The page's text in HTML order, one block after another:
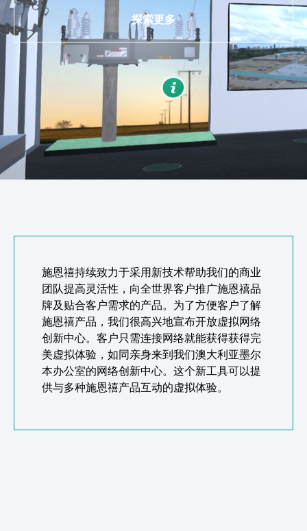
探索更多
施恩禧持续致力于采用新技术帮助我们的商业
团队提高灵活性，向全世界客户推广施恩禧品
牌及贴合客户需求的产品。为了方便客户了解
施恩禧产品，我们很高兴地宣布开放虚拟网络
创新中心。客户只需连接网络就能获得获得完
美虚拟体验，如同亲身来到我们澳大利亚墨尔
本办公室的网络创新中心。这个新工具可以提
供与多种施恩禧产品互动的虚拟体验。